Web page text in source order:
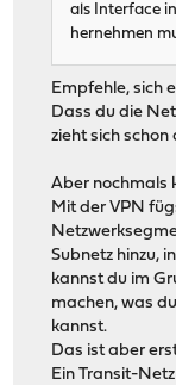
als Interface
hernehmen
Empfehle, sich
Dass du die
zieht sich
Aber nochmals
Mit der VPN
Subnetz hinzu,
kannst du im
machen, was
kannst.
Das ist aber
Ein Transit-